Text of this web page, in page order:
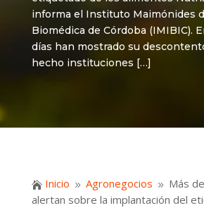
informa el Instituto Maimónides
Biomédica de Córdoba (IMIBIC).
días han mostrado su
hecho instituciones […]
 Inicio 9 Agronegocios 9 Más
alertan sobre la implantación del